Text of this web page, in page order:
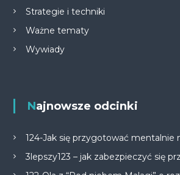
Strategie i techniki
Ważne tematy
Wywiady
Najnowsze odcinki
124-Jak się przygotować mentalnie
3lepszy123 – jak zabezpieczyć się